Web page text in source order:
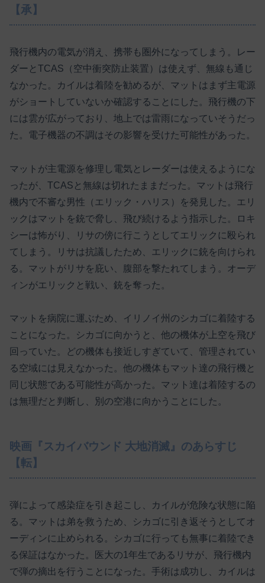
【承】
飛行機内の電気が消え、携帯も圏外になってしまう。レー
ダーとTCAS（空中衝突防止装置）は使えず、無線も通じ
なかった。カイルは着陸を勧めるが、マットはまず主電源
がショートしていないか確認することにした。飛行機の下
には雲が広がっており、地上では雷雨になっていそうだっ
た。電子機器の不調はその影響を受けた可能性があった。
マットが主電源を修理し電気とレーダーは使えるようにな
ったが、TCASと無線は切れたままだった。マットは飛行
機内で不審な男性（エリック・ハリス）を発見した。エリ
ックはマットを銃で脅し、飛び続けるよう指示した。ロキ
シーは怖がり、リサの傍に行こうとしてエリックに殴られ
てしまう。リサは抗議したため、エリックに銃を向けられ
る。マットがリサを庇い、腹部を撃たれてしまう。オーデ
ィンがエリックと戦い、銃を奪った。
マットを病院に運ぶため、イリノイ州のシカゴに着陸する
ことになった。シカゴに向かうと、他の機体が上空を飛び
回っていた。どの機体も接近しすぎていて、管理されてい
る空域には見えなかった。他の機体もマット達の飛行機と
同じ状態である可能性が高かった。マット達は着陸するの
は無理だと判断し、別の空港に向かうことにした。
映画『スカイバウンド 大地消滅』のあらすじ
【転】
弾によって感染症を引き起こし、カイルが危険な状態に陥
る。マットは弟を救うため、シカゴに引き返そうとしてオ
ーディンに止められる。シカゴに行っても無事に着陸でき
る保証はなかった。医大の1年生であるリサが、飛行機内
で弾の摘出を行うことになった。手術は成功し、カイルは